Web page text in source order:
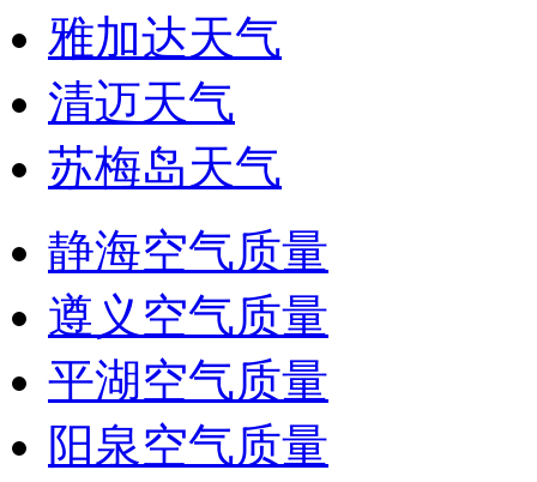
雅加达天气
清迈天气
苏梅岛天气
静海空气质量
遵义空气质量
平湖空气质量
阳泉空气质量